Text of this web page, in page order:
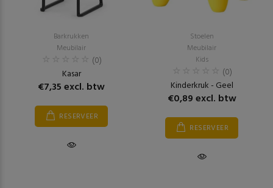
Barkrukken
Meubilair
(0)
Kasar
€7,35 excl. btw
RESERVEER
Stoelen
Meubilair
Kids
(0)
Kinderkruk - Geel
€0,89 excl. btw
RESERVEER